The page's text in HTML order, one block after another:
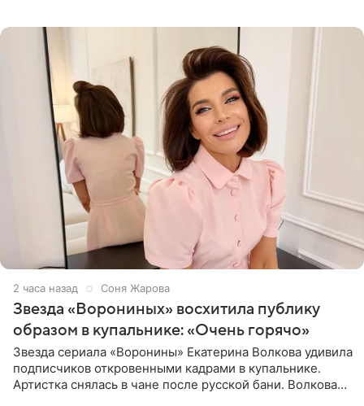
2 часа назад Соня Жарова
Звезда «Ворониных» восхитила публику
образом в купальнике: «Очень горячо»
Звезда сериала «Воронины» Екатерина Волкова удивила
подписчиков откровенными кадрами в купальнике.
Артистка снялась в чане после русской бани. Волкова